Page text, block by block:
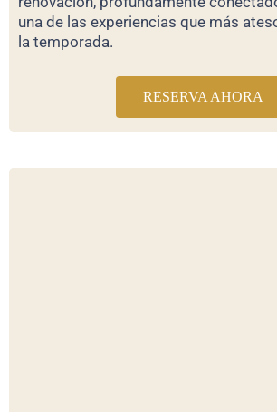
una de las experiencias que más
la temporada.
RESERVA AHORA